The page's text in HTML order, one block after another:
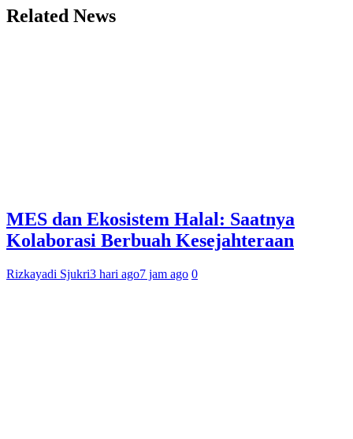
Related News
MES dan Ekosistem Halal: Saatnya
Kolaborasi Berbuah Kesejahteraan
Rizkayadi Sjukri3 hari ago7 jam ago 0